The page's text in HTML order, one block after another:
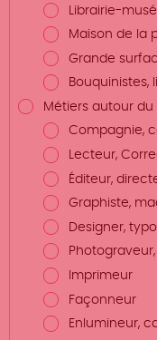
Librairie-
Maison de la
Grande
Bouquinistes,
Métiers autour du
Compagnie,
Lecteur,
Éditeur,
Graphiste,
Designer,
Imprimeur
Façonneur
Enlumineur,